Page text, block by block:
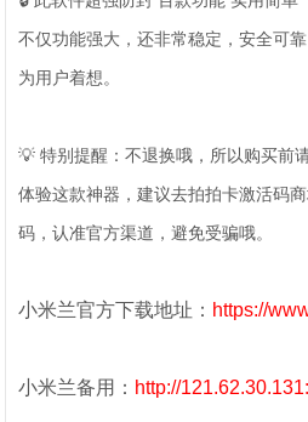
不仅功能强大，还非常稳定，安全可
为用户着想。
💡 特别提醒：不退换哦，所以购买前
体验这款神器，建议去拍拍卡激活码
码，认准官方渠道，避免受骗哦。
小米兰官方下载地址： https://
小米兰备用： http://